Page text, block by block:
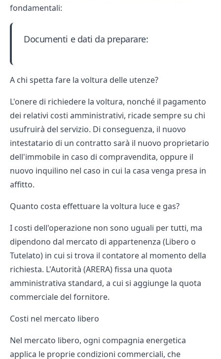
fondamentali:
Documenti e dati da preparare:
A chi spetta fare la voltura delle utenze?
L'onere di richiedere la voltura, nonché il pagamento
dei relativi costi amministrativi, ricade sempre su chi
usufruirà del servizio. Di conseguenza, il nuovo
intestatario di un contratto sarà il nuovo proprietario
dell'immobile in caso di compravendita, oppure il
nuovo inquilino nel caso in cui la casa venga presa in
affitto.
Quanto costa effettuare la voltura luce e gas?
I costi dell'operazione non sono uguali per tutti, ma
dipendono dal mercato di appartenenza (Libero o
Tutelato) in cui si trova il contatore al momento della
richiesta. L'Autorità (ARERA) fissa una quota
amministrativa standard, a cui si aggiunge la quota
commerciale del fornitore.
Costi nel mercato libero
Nel mercato libero, ogni compagnia energetica
applica le proprie condizioni commerciali, che